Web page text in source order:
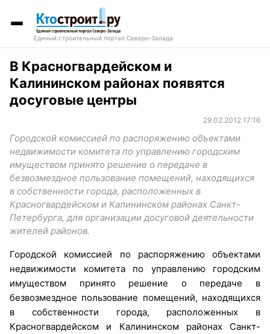
Единый строительный портал Северо-Запада
В Красногвардейском и
Калининском районах появятся
досуговые центры
29.02.2012 17:16
Городской комиссией по распоряжению объектами
недвижимости комитета по управлению городским
имуществом принято решение о передаче в
безвозмездное пользование помещений, находящихся
в собственности города, расположенных в
Красногвардейском и Калининском районах Санкт-
Петербурга, для организации досуговой деятельности
жителей районов.
Городской комиссией по распоряжению объектами
недвижимости комитета по управлению городским
имуществом принято решение о передаче в
безвозмездное пользование помещений, находящихся
в собственности города, расположенных в
Красногвардейском и Калининском районах Санкт-